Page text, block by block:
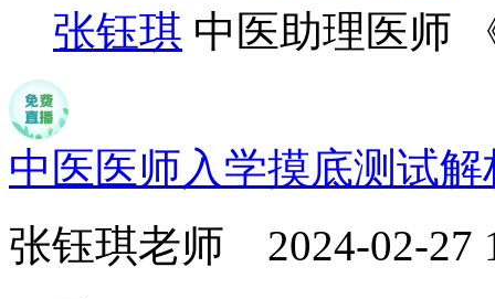
张钰琪 中医助理医师
中医医师入学摸底测试解
张钰琪老师 2024-02-27